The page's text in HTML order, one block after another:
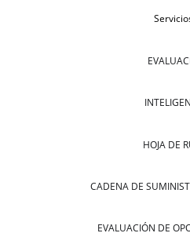
HOJA DE
CADENA DE
EVALUACIÓN DE